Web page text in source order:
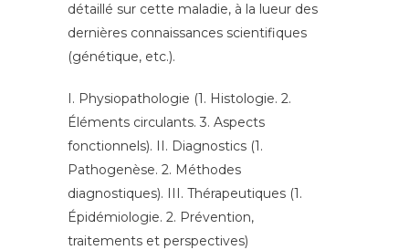
détaillé sur cette maladie, à la lueur des
dernières connaissances scientifiques
(génétique, etc.).
I. Physiopathologie (1. Histologie. 2.
Éléments circulants. 3. Aspects
fonctionnels). II. Diagnostics (1.
Pathogenèse. 2. Méthodes
diagnostiques). III. Thérapeutiques (1.
Épidémiologie. 2. Prévention,
traitements et perspectives)